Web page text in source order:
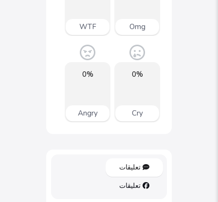
Omg
WTF
0%
Cry
0%
Angry
تعليقات
تعليقات